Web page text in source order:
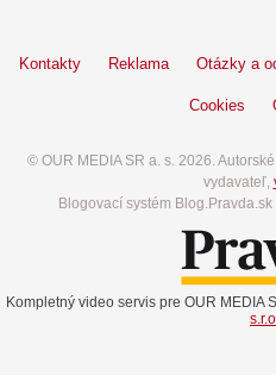
Kontakty Reklama Otázky a
Cookies
© OUR MEDIA SR a. s. 2026.
vydavateľ,
Blogovací systém
Kompletný video servis pre OUR MEDIA
s.r.o.